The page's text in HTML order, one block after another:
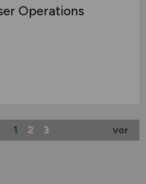
Operations
1 2 3 vor